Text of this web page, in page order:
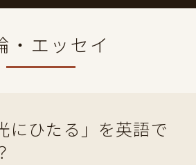
・エッセイ
にひたる」を英語で